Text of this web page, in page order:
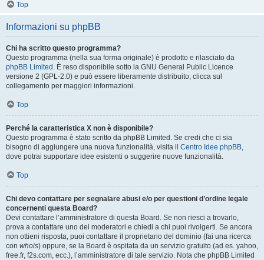
Top
Informazioni su phpBB
Chi ha scritto questo programma?
Questo programma (nella sua forma originale) è prodotto e rilasciato da
phpBB Limited . È reso disponibile sotto la GNU General Public Licence
versione 2 (GPL-2.0) e può essere liberamente distribuito; clicca sul
collegamento per maggiori informazioni.
Top
Perché la caratteristica X non è disponibile?
Questo programma è stato scritto da phpBB Limited. Se credi che ci sia
bisogno di aggiungere una nuova funzionalità, visita il Centro Idee phpBB,
dove potrai supportare idee esistenti o suggerire nuove funzionalità.
Top
Chi devo contattare per segnalare abusi e/o per questioni d’ordine legale
concernenti questa Board?
Devi contattare l’amministratore di questa Board. Se non riesci a trovarlo,
prova a contattare uno dei moderatori e chiedi a chi puoi rivolgerti. Se ancora
non ottieni risposta, puoi contattare il proprietario del dominio (fai una ricerca
con whois) oppure, se la Board è ospitata da un servizio gratuito (ad es. yahoo,
free.fr, f2s.com, ecc.), l’amministratore di tale servizio. Nota che phpBB Limited